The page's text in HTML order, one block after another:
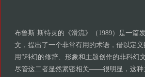
布鲁斯·斯特灵的《滑流》（1989）是一篇
文，提出了一个非常有用的术语，借以定
用”科幻的修辞、形象和主题创作的非科幻
尽管这二者显然紧密相关——很明显，这种